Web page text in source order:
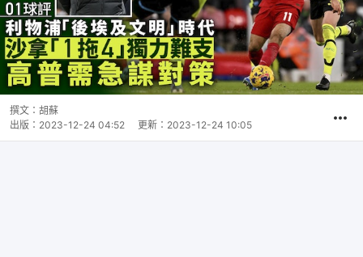
撰文： 胡蘇
出版： 2023-12-24 04:52 更新： 2023-12-24 10:05